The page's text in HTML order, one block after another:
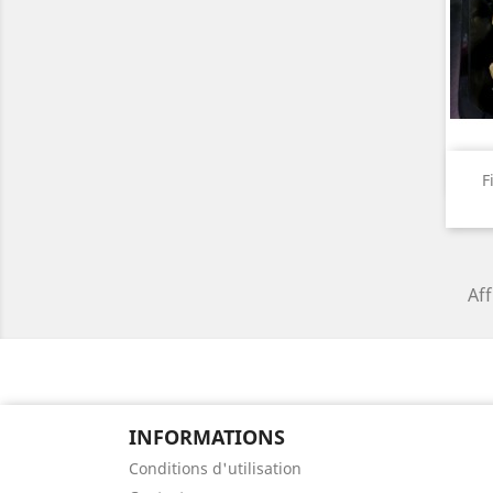
INFORMATIONS
Conditions d'utilisation